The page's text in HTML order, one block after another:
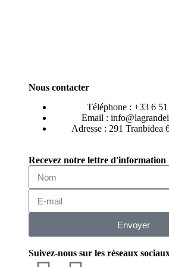
Nous contacter
Téléphone : +33 6
Email :
Adresse : 291 Tranbidea
Recevez notre lettre d'information
Envoyer
Suivez-nous sur les réseaux